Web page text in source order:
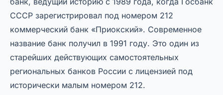
СССР зарегистрировал под номером 212
коммерческий банк «Приокский». Современное
название банк получил в 1991 году. Это один из
старейших действующих самостоятельных
региональных банков России с лицензией под
исторически малым номером 212.